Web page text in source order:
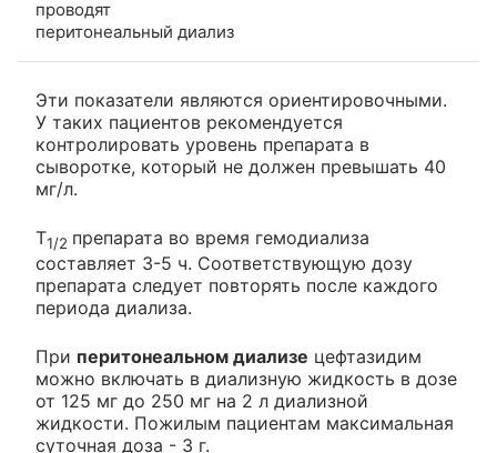
проводят
перитонеальный диализ
Эти показатели являются ориентировочными.
У таких пациентов рекомендуется
контролировать уровень препарата в
сыворотке, который не должен превышать 40
мг/л.
T1/2 препарата во время гемодиализа
составляет 3-5 ч. Соответствующую дозу
препарата следует повторять после каждого
периода диализа.
При перитонеальном диализе цефтазидим
можно включать в диализную жидкость в дозе
от 125 мг до 250 мг на 2 л диализной
жидкости. Пожилым пациентам максимальная
суточная доза - 3 г.